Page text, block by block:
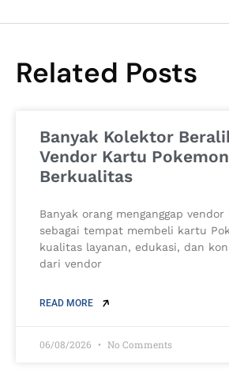
Related Posts
Banyak Kolektor
Vendor Kartu
Berkualitas
Banyak orang menganggap
sebagai tempat membeli kartu
kualitas layanan, edukasi, dan
dari vendor
READ MORE
06/08/2026 No Comments